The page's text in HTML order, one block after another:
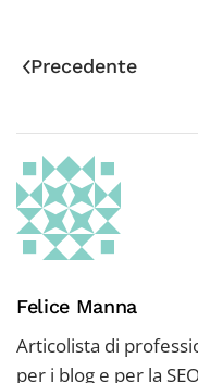
Precedente
Felice Manna
Articolista di
per i blog e per la